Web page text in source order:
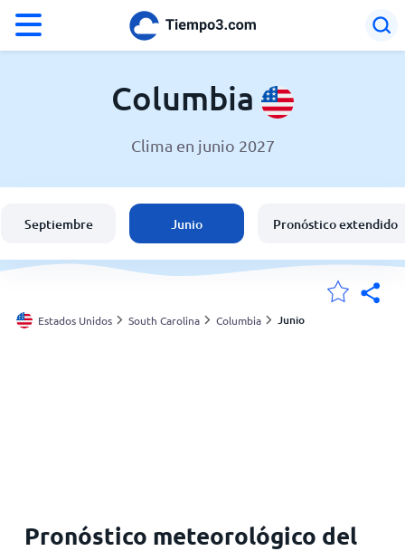
El clima en Columbia
España
Argentina
Columbia
Clima en junio 2027
Septiembre Junio Pronóstico extendido
Estados Unidos South Carolina Columbia Junio
Pronóstico meteorológico del